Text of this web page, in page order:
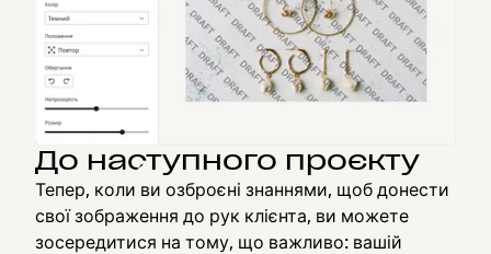
До наступного проєкту
Тепер, коли ви озброєні знаннями, щоб донести
свої зображення до рук клієнта, ви можете
зосередитися на тому, що важливо: вашій